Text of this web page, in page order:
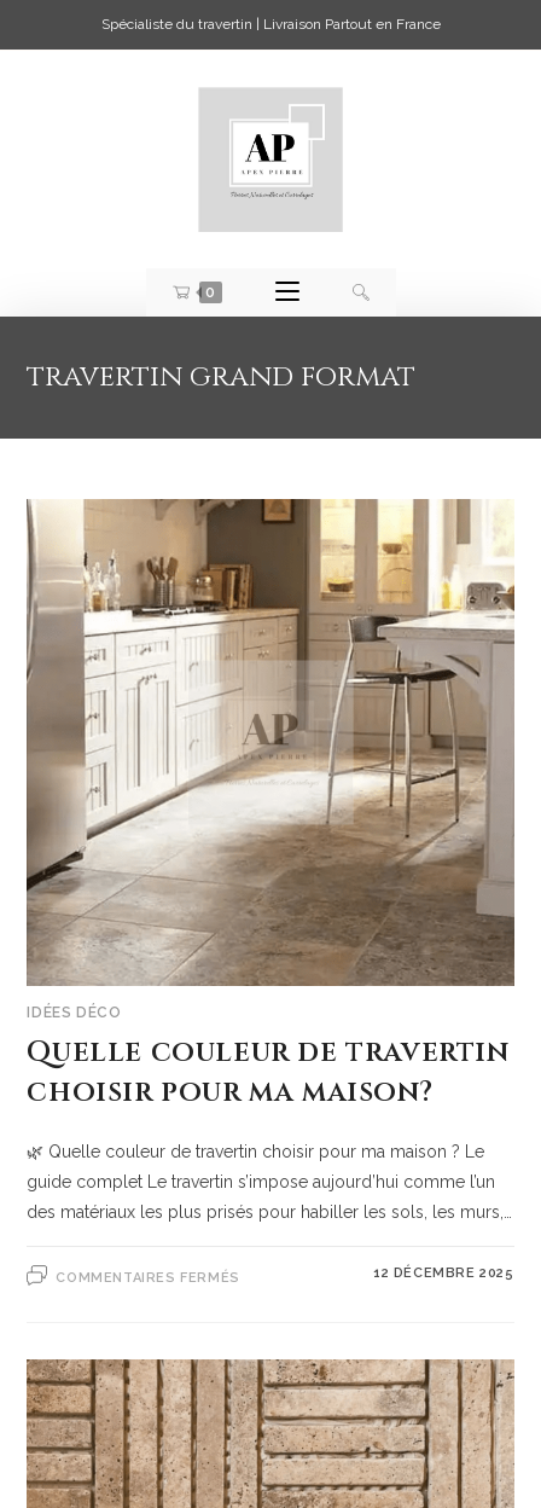
Spécialiste du travertin | Livraison Partout en France
0
travertin grand format
IDÉES DÉCO
Quelle couleur de travertin
choisir pour ma maison?
🌿 Quelle couleur de travertin choisir pour ma maison ? Le
guide complet Le travertin s’impose aujourd’hui comme l’un
des matériaux les plus prisés pour habiller les sols, les murs,…
COMMENTAIRES FERMÉS 12 DÉCEMBRE 2025